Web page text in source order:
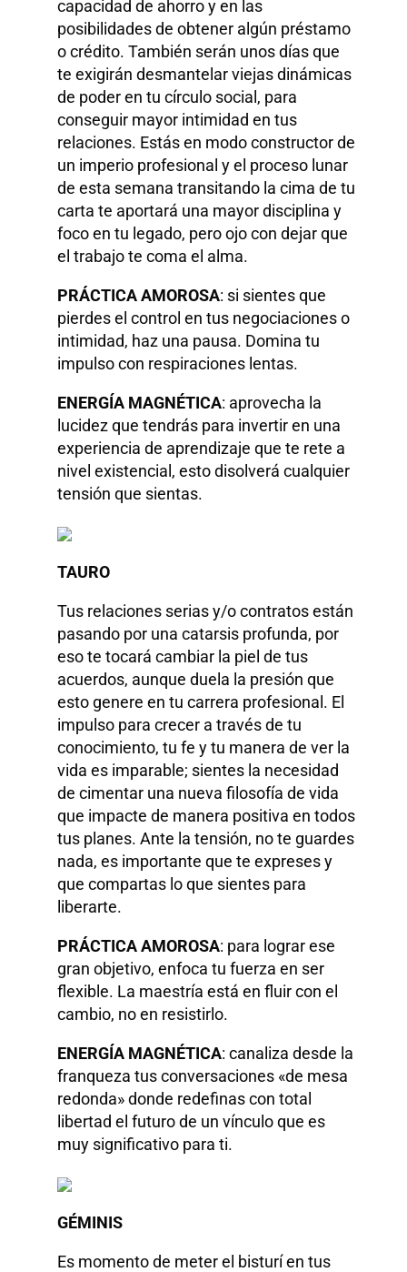
capacidad de ahorro y en las
posibilidades de obtener algún préstamo
o crédito. También serán unos días que
te exigirán desmantelar viejas dinámicas
de poder en tu círculo social, para
conseguir mayor intimidad en tus
relaciones. Estás en modo constructor de
un imperio profesional y el proceso lunar
de esta semana transitando la cima de tu
carta te aportará una mayor disciplina y
foco en tu legado, pero ojo con dejar que
el trabajo te coma el alma.
PRÁCTICA AMOROSA: si sientes que
pierdes el control en tus negociaciones o
intimidad, haz una pausa. Domina tu
impulso con respiraciones lentas.
ENERGÍA MAGNÉTICA: aprovecha la
lucidez que tendrás para invertir en una
experiencia de aprendizaje que te rete a
nivel existencial, esto disolverá cualquier
tensión que sientas.
TAURO
Tus relaciones serias y/o contratos están
pasando por una catarsis profunda, por
eso te tocará cambiar la piel de tus
acuerdos, aunque duela la presión que
esto genere en tu carrera profesional. El
impulso para crecer a través de tu
conocimiento, tu fe y tu manera de ver la
vida es imparable; sientes la necesidad
de cimentar una nueva filosofía de vida
que impacte de manera positiva en todos
tus planes. Ante la tensión, no te guardes
nada, es importante que te expreses y
que compartas lo que sientes para
liberarte.
PRÁCTICA AMOROSA: para lograr ese
gran objetivo, enfoca tu fuerza en ser
flexible. La maestría está en fluir con el
cambio, no en resistirlo.
ENERGÍA MAGNÉTICA: canaliza desde la
franqueza tus conversaciones «de mesa
redonda» donde redefinas con total
libertad el futuro de un vínculo que es
muy significativo para ti.
GÉMINIS
Es momento de meter el bisturí en tus